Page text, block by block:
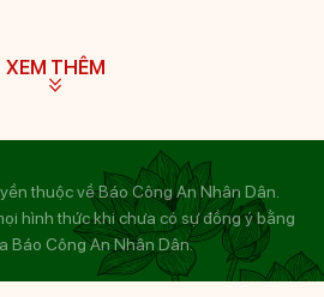
XEM THÊM
thuộc về Báo Công An Nhân Dân.
hình thức khi chưa có sự đồng ý bằng
Báo Công An Nhân Dân.